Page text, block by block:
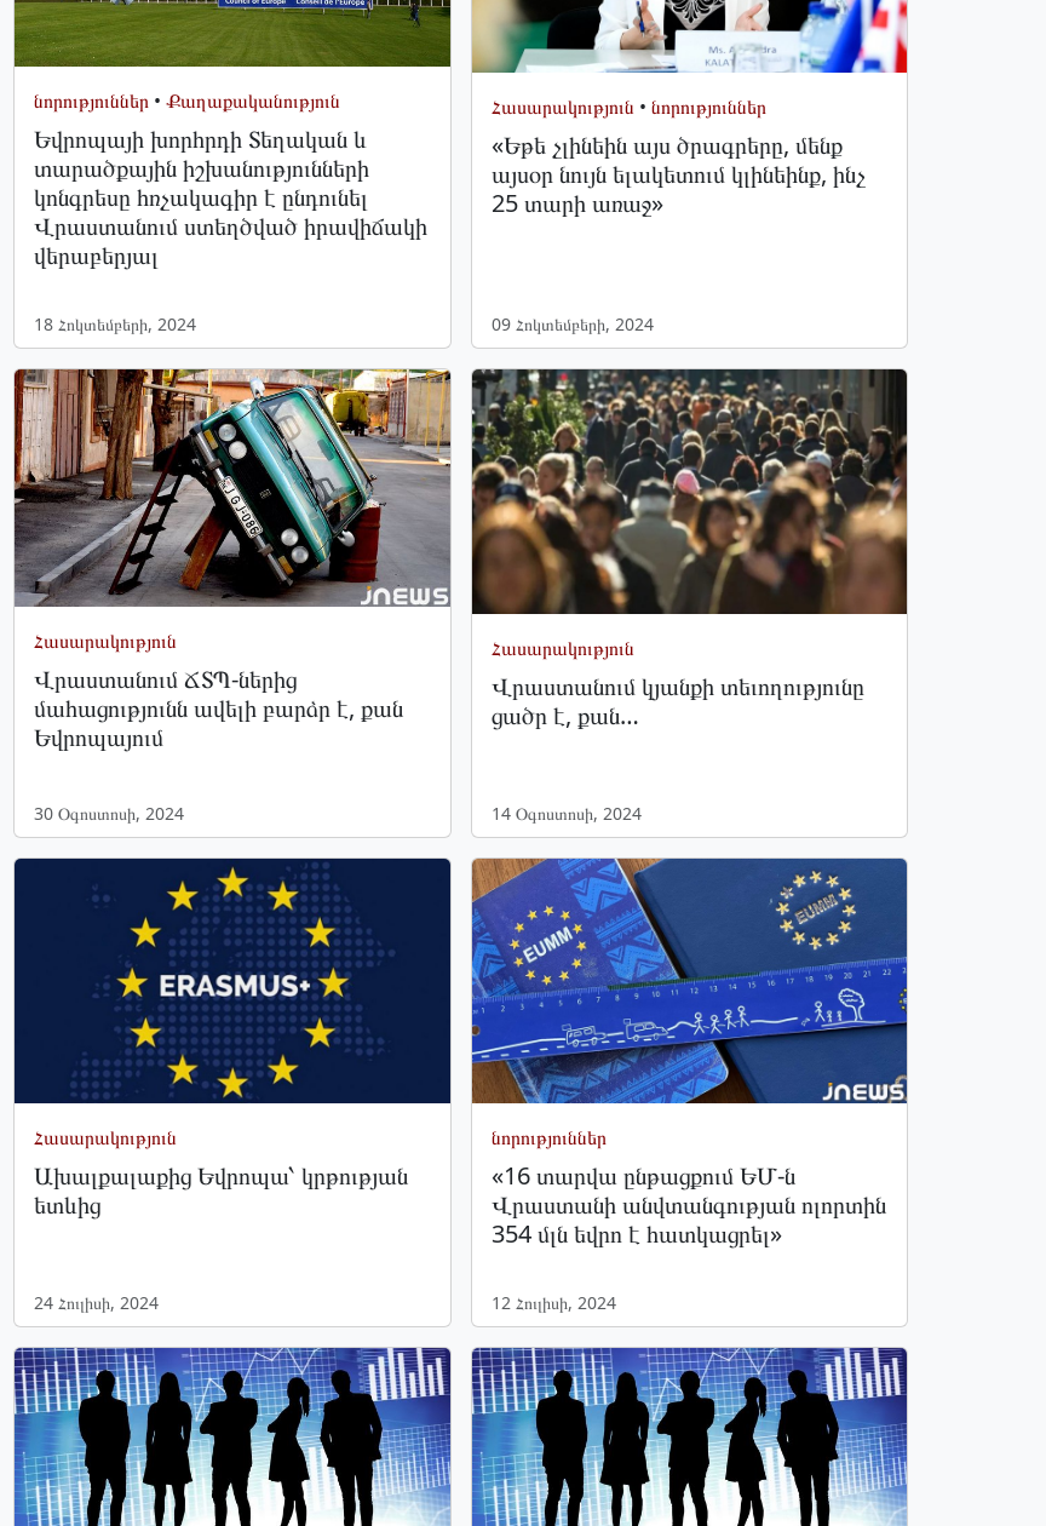
նորություններ •Քաղաքականություն
Եվրոպայի խորհրդի Տեղական և
տարածքային իշխանությունների
կոնգրեսը հռչակագիր է ընդունել
Վրաստանում ստեղծված իրավիճակի
վերաբերյալ
18 Հոկտեմբերի, 2024
Հասարակություն • նորություններ
«Եթե չլինեին այս ծրագրերը, մենք
այսօր նույն ելակետում կլինեինք, ինչ
25 տարի առաջ»
09 Հոկտեմբերի, 2024
Հասարակություն
Վրաստանում ՃՏՊ-ներից
մահացությունն ավելի բարձր է, քան
Եվրոպայում
30 Օգոստոսի, 2024
Հասարակություն
Վրաստանում կյանքի տեւողությունը
ցածր է, քան…
14 Օգոստոսի, 2024
Հասարակություն
Ախալքալաքից Եվրոպա՝ կրթության
ետևից
24 Հուլիսի, 2024
նորություններ
«16 տարվա ընթացքում ԵՄ-ն
Վրաստանի անվտանգության ոլորտին
354 մլն եվրո է հատկացրել»
12 Հուլիսի, 2024